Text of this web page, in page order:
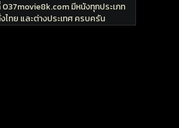
037movie8k.com มีหนังทุกประเภท
ไทย และต่างประเทศ ครบครัน